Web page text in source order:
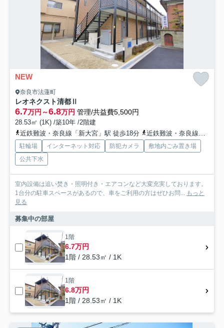
NEW
奈良市法蓮町
レオネクスト清都Ⅱ
6.7万円～6.8万円 管理/共益費5,500円
28.53㎡ (1K) /築10年 /2階建
近鉄難波・奈良線「新大宮」駅 徒歩18分
近鉄難波・奈良線「近鉄奈良」駅 徒歩19分
駐輪場 インターネット対応 防犯カメラ
敷地内ごみ置き場
公共下水
室内設備は追い焚き・照明付き・エアコンなど大変充実しております。
1台分の駐車スペースがあるので、車をご利用の方はぜひお問... もっと
見る
募集中の部屋
1階
6.7万円
1階 / 28.53㎡ / 1K
1階
6.8万円
1階 / 28.53㎡ / 1K